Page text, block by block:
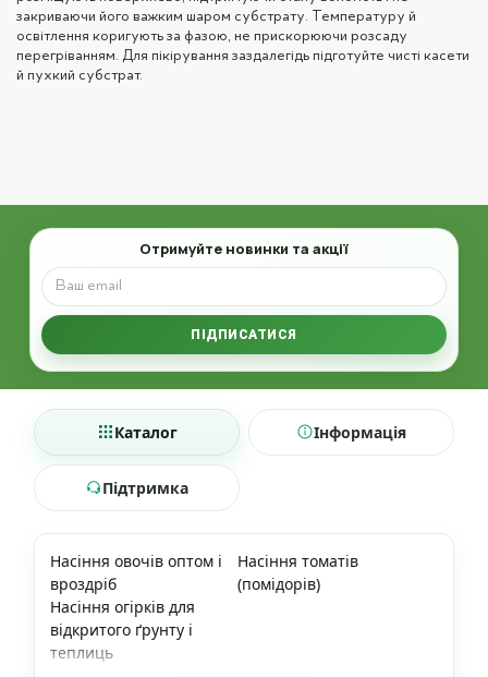
закриваючи його важким шаром субстрату. Температуру й
освітлення коригують за фазою, не прискорюючи розсаду
перегріванням. Для пікірування заздалегідь підготуйте чисті касети
й пухкий субстрат.
Email
Отримуйте новинки та акції
ПІДПИСАТИСЯ
Каталог Інформація
Підтримка
Насіння овочів оптом і
вроздріб
Насіння томатів
(помідорів)
Насіння огірків для
відкритого ґрунту і
теплиць